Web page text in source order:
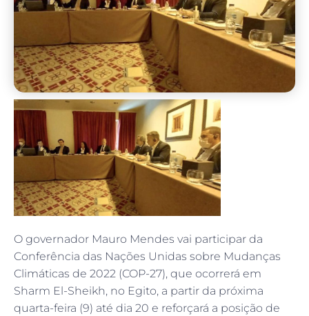
O governador Mauro Mendes vai participar da
Conferência das Nações Unidas sobre Mudanças
Climáticas de 2022 (COP-27), que ocorrerá em
Sharm El-Sheikh, no Egito, a partir da próxima
quarta-feira (9) até dia 20 e reforçará a posição de